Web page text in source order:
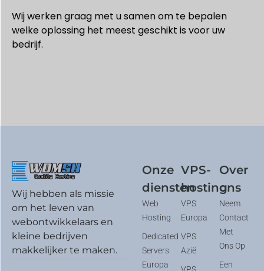
Wij werken graag met u samen om te bepalen
welke oplossing het meest geschikt is voor uw
bedrijf.
Wij hebben als missie
om het leven van
webontwikkelaars en
kleine bedrijven
makkelijker te maken.
Onze
diensten
Web
Hosting
Dedicated
Servers
Europa
VPS-
hosting
VPS
Europa
VPS
Azië
Over
ons
Neem
Contact
Met
Ons Op
Een